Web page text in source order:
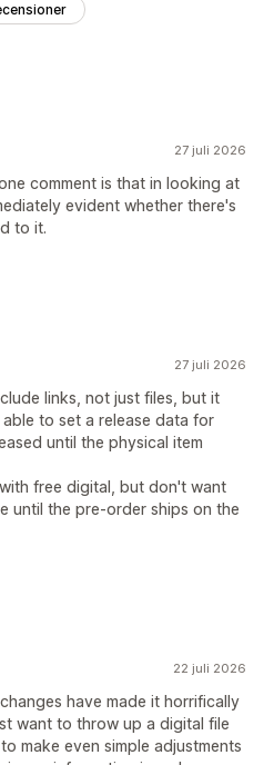
27 juli 2026
comment is that in looking at
evident whether there's
to it.
27 juli 2026
links, not just files, but it
to set a release data for
until the physical item
free digital, but don't want
until the pre-order ships on the
22 juli 2026
have made it horrifically
want to throw up a digital file
make even simple adjustments